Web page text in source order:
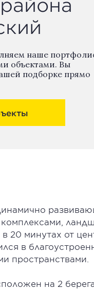
наше
объектами. Вы
подборке прямо
в 20 минутах от
в
пространствами.
на 2